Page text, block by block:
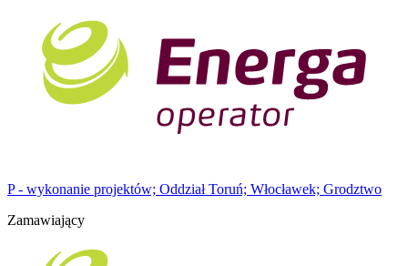
P - wykonanie projektów; Oddział Toruń; Włocławek; Grodztwo
Zamawiający